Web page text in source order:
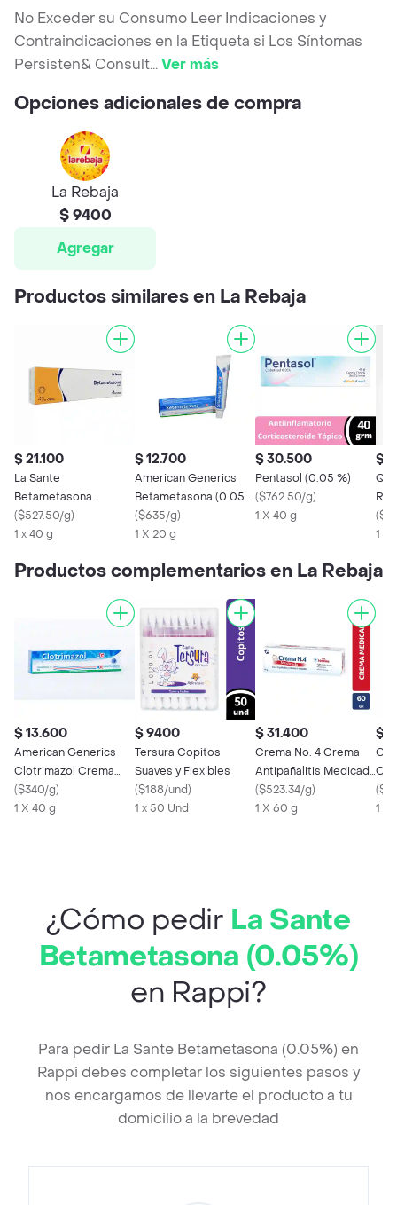
No Exceder su Consumo Leer Indicaciones y
Contraindicaciones en la Etiqueta si Los Síntomas
Persisten& Consult...Ver más
Opciones adicionales de compra
La Rebaja
$ 9400
Agregar
Productos similares en La Rebaja
$ 21.100
La Sante
Betametasona
(0.05%)
($527.50/g)
1 x 40 g
$ 12.700
American Generics
Betametasona (0.05
%)
($635/g)
1 X 20 g
$ 30.500
Pentasol (0.05 %)
($762.50/g)
1 X 40 g
$
(
1 X
Productos complementarios en La Rebaja
$ 13.600
American Generics
Clotrimazol Crema
Tópica (1 %)
($340/g)
1 X 40 g
$ 9400
Tersura Copitos
Suaves y Flexibles
($188/und)
1 x 50 Und
$ 31.400
Crema No. 4 Crema
Antipañalitis Medicada
con Nistatina
($523.34/g)
1 X 60 g
$
(
1 X
¿Cómo pedir La Sante
Betametasona (0.05%)
en Rappi?
Para pedir La Sante Betametasona (0.05%) en
Rappi debes completar los siguientes pasos y
nos encargamos de llevarte el producto a tu
domicilio a la brevedad